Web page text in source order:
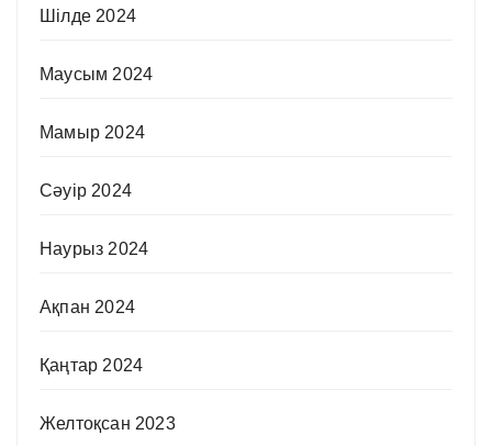
Шілде 2024
Маусым 2024
Мамыр 2024
Сәуір 2024
Наурыз 2024
Ақпан 2024
Қаңтар 2024
Желтоқсан 2023